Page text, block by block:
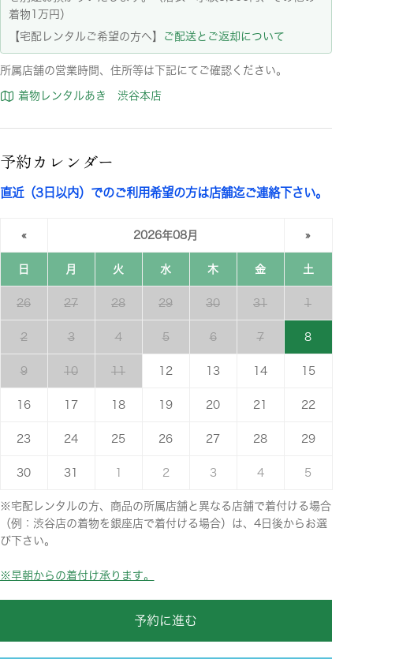
着物1万円）
【宅配レンタルご希望の方へ】
ご配送とご返却について
所属店舗の営業時間、住所等は下記にてご確認ください。
着物レンタルあき 渋谷本店
予約カレンダー
直近（3日以内）でのご利用希望の方は店舗迄ご連絡下さい。
« 2026年08月 »
日 月 火 水 木 金 土
26 27 28 29 30 31 1
2 3 4 5 6 7 8
9 10 11 12 13 14 15
16 17 18 19 20 21 22
23 24 25 26 27 28 29
30 31 2 3 4 5
※宅配レンタルの方、商品の所属店舗と異なる店舗で着付ける場合
（例：渋谷店の着物を銀座店で着付ける場合）は、4日後からお選
び下さい。
※早朝からの着付け承ります。
予約に進む